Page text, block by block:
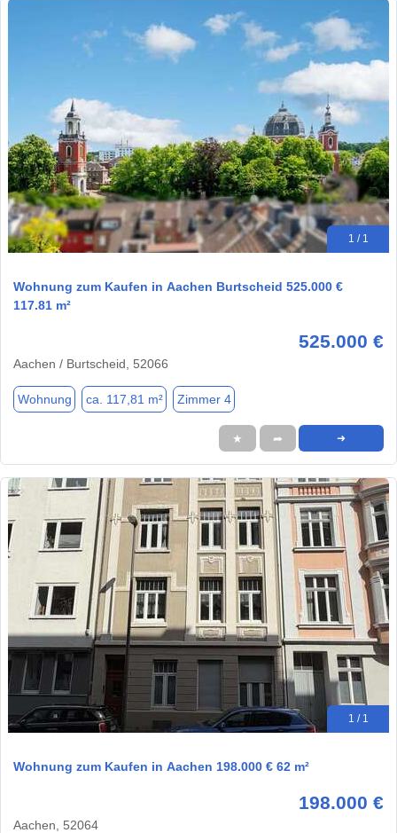
1 / 1
Wohnung zum Kaufen in Aachen Burtscheid 525.000 €
117.81 m²
525.000 €
Aachen / Burtscheid, 52066
Wohnung ca. 117,81 m² Zimmer 4
★ ➦ ➜
1 / 1
Wohnung zum Kaufen in Aachen 198.000 € 62 m²
198.000 €
Aachen, 52064